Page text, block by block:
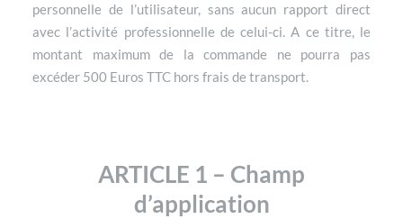
personnelle de l’utilisateur, sans aucun rapport direct
avec l’activité professionnelle de celui-ci. A ce titre, le
montant maximum de la commande ne pourra pas
excéder 500 Euros TTC hors frais de transport.
ARTICLE 1 – Champ
d’application